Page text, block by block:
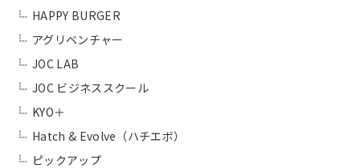
HAPPY BURGER
アグリベンチャー
JOC LAB
JOC ビジネススクール
KYO＋
Hatch & Evolve（ハチエボ）
ピックアップ